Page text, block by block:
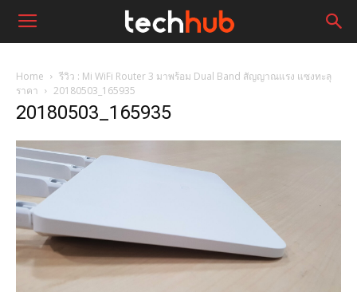
Home
รีวิว : Mi WiFi Router 3 มาพร้อม Dual Band สัญญาณแรง แซงทะลุ
ราคา
20180503_165935
20180503_165935